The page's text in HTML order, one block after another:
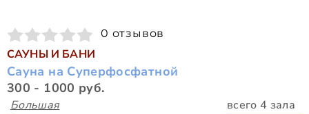
0 отзывов
САУНЫ И БАНИ
Сауна на Суперфосфатной
300 - 1000 руб.
Большая всего 4 зала